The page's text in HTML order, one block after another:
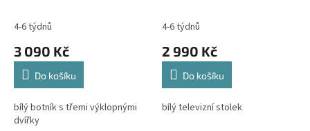
4-6 týdnů
3 090 Kč
Do košíku
bílý botník s třemi výklopnými
dvířky
4-6 týdnů
2 990 Kč
Do košíku
bílý televizní stolek